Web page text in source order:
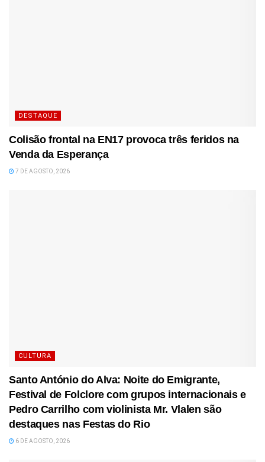
DESTAQUE
Colisão frontal na EN17 provoca três feridos na
Venda da Esperança
7 DE AGOSTO, 2026
CULTURA
Santo António do Alva: Noite do Emigrante,
Festival de Folclore com grupos internacionais e
Pedro Carrilho com violinista Mr. Vlalen são
destaques nas Festas do Rio
6 DE AGOSTO, 2026